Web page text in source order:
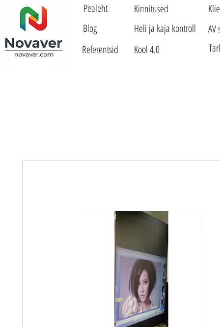
Pealeht
Blog
Referentsid
Heli ja kaja kontroll
Kinnitused
Kool 4.0